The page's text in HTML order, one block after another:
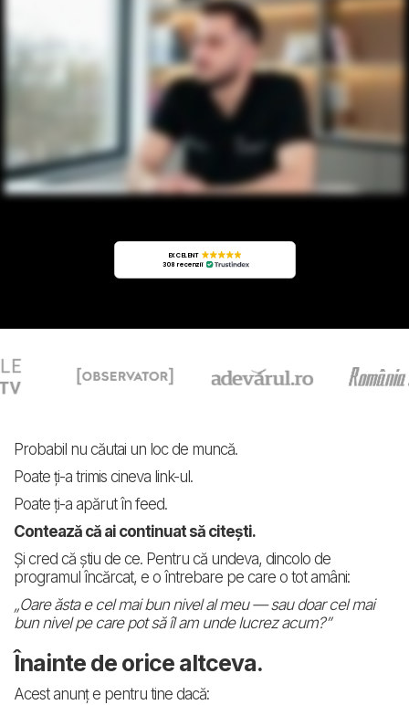
EXCELENT
308 recenzii
Probabil nu căutai un loc de muncă.
Poate ți-a trimis cineva link-ul.
Poate ți-a apărut în feed.
Contează că ai continuat să citești.
Și cred că știu de ce. Pentru că undeva, dincolo de
programul încărcat, e o întrebare pe care o tot amâni:
„Oare ăsta e cel mai bun nivel al meu — sau doar cel mai
bun nivel pe care pot să îl am unde lucrez acum?”
Înainte de orice altceva.
Acest anunț e pentru tine dacă: